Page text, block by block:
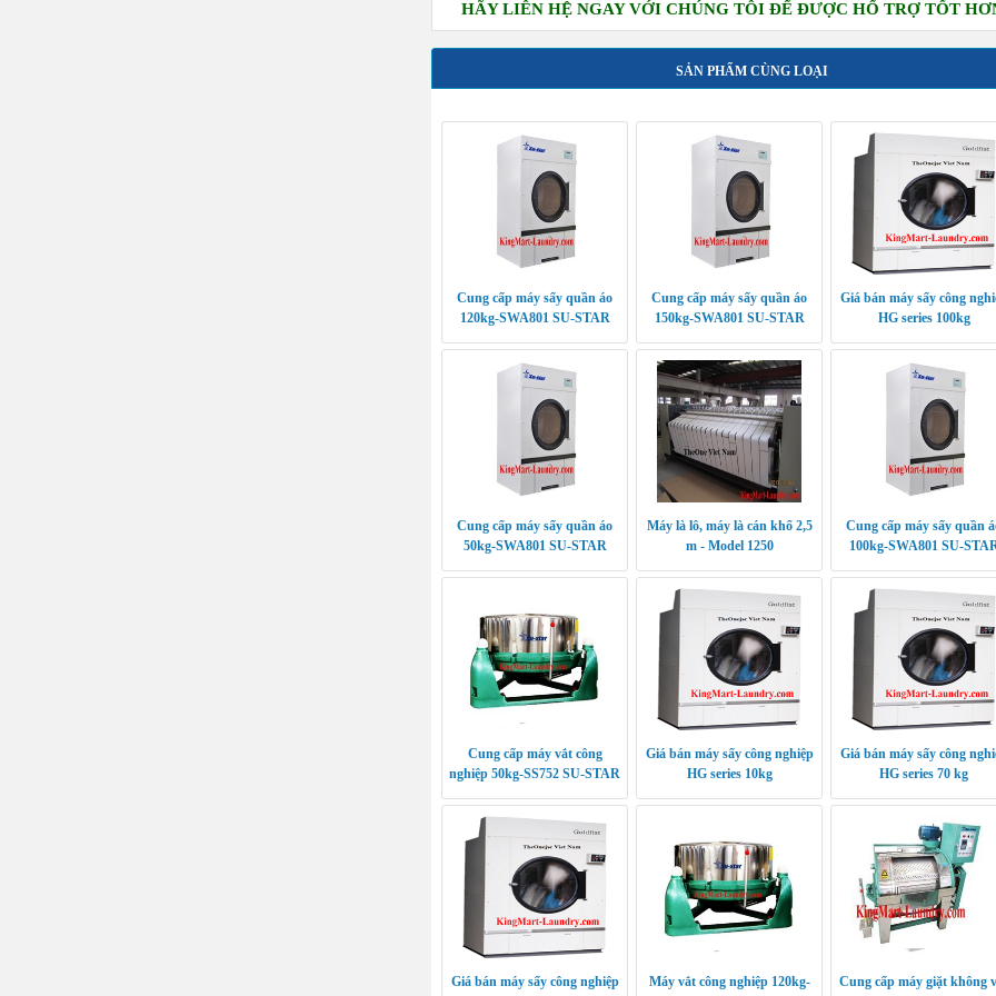
HÃY LIÊN HỆ NGAY VỚI CHÚNG TÔI ĐỂ ĐƯỢC HỔ TRỢ TỐT
SẢN PHẨM CÙNG LOẠI
Cung cấp máy sấy quần áo
120kg-SWA801 SU-STAR
Cung cấp máy sấy quần áo
150kg-SWA801 SU-STAR
Giá bán máy sấy công
HG series 100kg
Cung cấp máy sấy quần áo
50kg-SWA801 SU-STAR
Máy là lô, máy là cán khổ 2,5
m - Model 1250
Cung cấp máy sấy quần
100kg-SWA801 SU-
Cung cấp máy vắt công
nghiệp 50kg-SS752 SU-STAR
Giá bán máy sấy công nghiệp
HG series 10kg
Giá bán máy sấy công
HG series 70 kg
Giá bán máy sấy công nghiệp
Máy vắt công nghiệp 120kg-
Cung cấp máy giặt không